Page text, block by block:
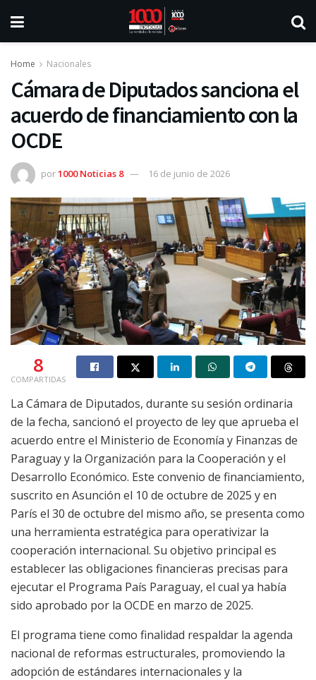
Home Nacionales
Cámara de Diputados sanciona el
acuerdo de financiamiento con la
OCDE
por1000 Noticias 8 16 de junio de 2026
8
COMPARTIDAS
La Cámara de Diputados, durante su sesión ordinaria
de la fecha, sancionó el proyecto de ley que aprueba el
acuerdo entre el Ministerio de Economía y Finanzas de
Paraguay y la Organización para la Cooperación y el
Desarrollo Económico. Este convenio de financiamiento,
suscrito en Asunción el 10 de octubre de 2025 y en
París el 30 de octubre del mismo año, se presenta como
una herramienta estratégica para operativizar la
cooperación internacional. Su objetivo principal es
establecer las obligaciones financieras precisas para
ejecutar el Programa País Paraguay, el cual ya había
sido aprobado por la OCDE en marzo de 2025.
El programa tiene como finalidad respaldar la agenda
nacional de reformas estructurales, promoviendo la
adopción de estándares internacionales y la